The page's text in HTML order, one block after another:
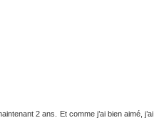
2 ans. Et comme j’ai bien aimé, j’ai